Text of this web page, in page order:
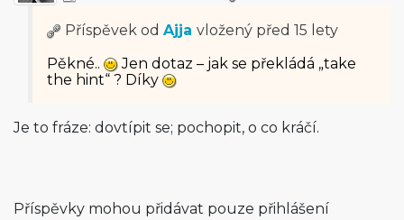
Příspěvek od Ajja vložený před 15 lety
Pěkné..
Jen dotaz – jak se překládá „take
the hint“ ? Díky
Je to fráze: dovtípit se; pochopit, o co kráčí.
Příspěvky mohou přidávat pouze přihlášení